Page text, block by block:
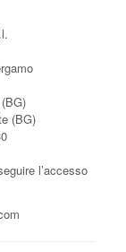
(BG)
l’accesso